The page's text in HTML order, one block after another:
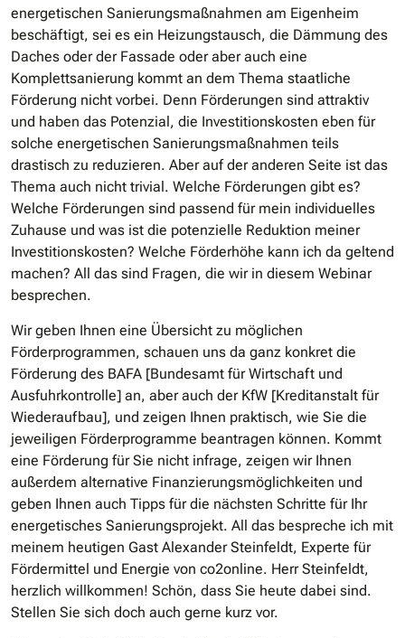
energetischen Sanierungsmaßnahmen am Eigenheim
beschäftigt, sei es ein Heizungstausch, die Dämmung des
Daches oder der Fassade oder aber auch eine
Komplettsanierung kommt an dem Thema staatliche
Förderung nicht vorbei. Denn Förderungen sind attraktiv
und haben das Potenzial, die Investitionskosten eben für
solche energetischen Sanierungsmaßnahmen teils
drastisch zu reduzieren. Aber auf der anderen Seite ist das
Thema auch nicht trivial. Welche Förderungen gibt es?
Welche Förderungen sind passend für mein individuelles
Zuhause und was ist die potenzielle Reduktion meiner
Investitionskosten? Welche Förderhöhe kann ich da geltend
machen? All das sind Fragen, die wir in diesem Webinar
besprechen.
Wir geben Ihnen eine Übersicht zu möglichen
Förderprogrammen, schauen uns da ganz konkret die
Förderung des BAFA [Bundesamt für Wirtschaft und
Ausfuhrkontrolle] an, aber auch der KfW [Kreditanstalt für
Wiederaufbau], und zeigen Ihnen praktisch, wie Sie die
jeweiligen Förderprogramme beantragen können. Kommt
eine Förderung für Sie nicht infrage, zeigen wir Ihnen
außerdem alternative Finanzierungsmöglichkeiten und
geben Ihnen auch Tipps für die nächsten Schritte für Ihr
energetisches Sanierungsprojekt. All das bespreche ich mit
meinem heutigen Gast Alexander Steinfeldt, Experte für
Fördermittel und Energie von co2online. Herr Steinfeldt,
herzlich willkommen! Schön, dass Sie heute dabei sind.
Stellen Sie sich doch auch gerne kurz vor.